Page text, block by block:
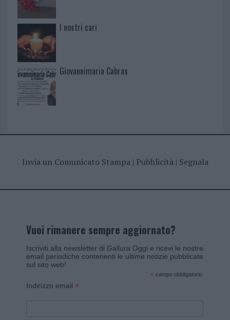
I nostri cari
Giovannimaria Cabras
Invia un Comunicato Stampa| Pubblicità| Segnala
Vuoi rimanere sempre aggiornato?
Iscriviti alla newsletter di Gallura Oggi e ricevi le nostre
email periodiche contenenti le ultime notizie pubblicate
sul sito web!
* campo obbligatorio
Indirizzo email *